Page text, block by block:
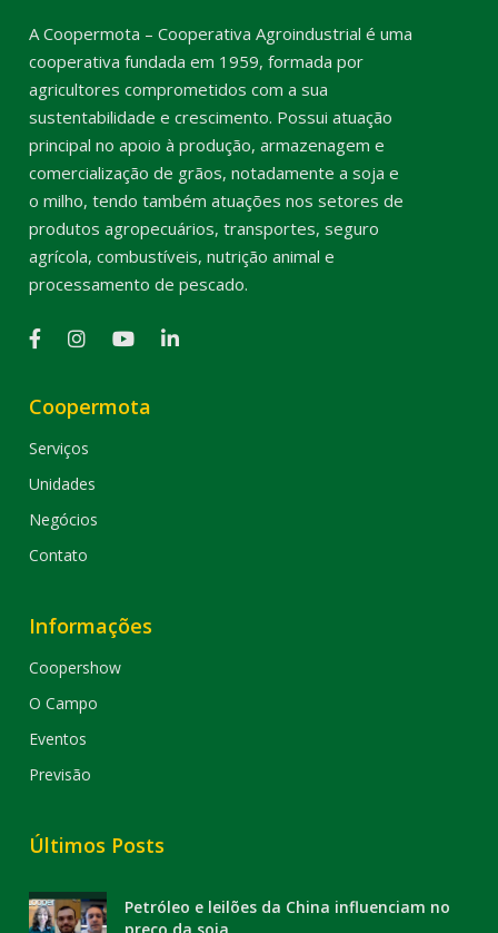
A Coopermota – Cooperativa Agroindustrial é uma
cooperativa fundada em 1959, formada por
agricultores comprometidos com a sua
sustentabilidade e crescimento. Possui atuação
principal no apoio à produção, armazenagem e
comercialização de grãos, notadamente a soja e
o milho, tendo também atuações nos setores de
produtos agropecuários, transportes, seguro
agrícola, combustíveis, nutrição animal e
processamento de pescado.
Coopermota
Serviços
Unidades
Negócios
Contato
Informações
Coopershow
O Campo
Eventos
Previsão
Últimos Posts
Petróleo e leilões da China influenciam no